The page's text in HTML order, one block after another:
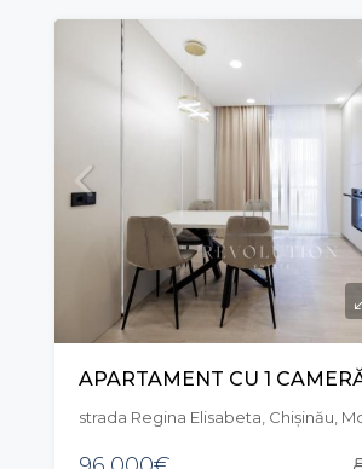
strada Regina Elisabeta, Chișinău,